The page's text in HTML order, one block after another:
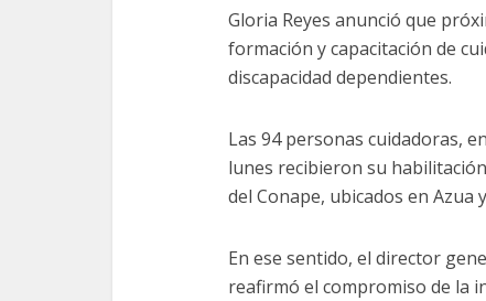
Gloria Reyes anunció que
formación y capacitación de
discapacidad dependientes.
Las 94 personas cuidadoras,
lunes recibieron su
del Conape, ubicados en Azua
En ese sentido, el director
reafirmó el compromiso de la